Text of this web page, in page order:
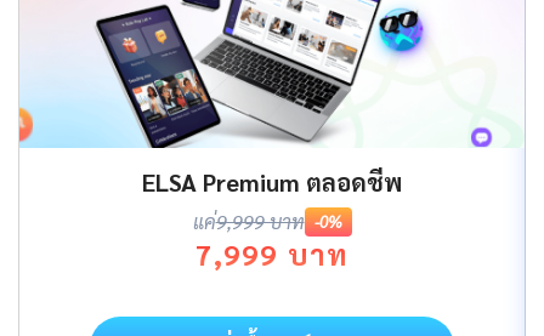
ELSA Premium ตลอดชีพ
แค่9,999 บาท -0%
7,999 บาท